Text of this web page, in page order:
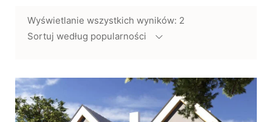
Wyświetlanie wszystkich wyników: 2
Sortuj według popularności